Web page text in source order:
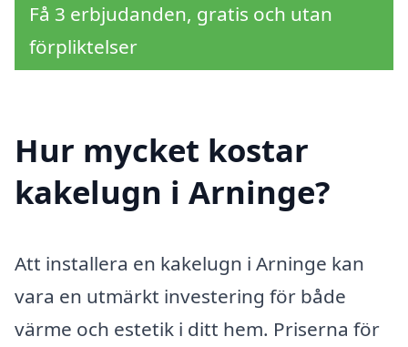
Få 3 erbjudanden, gratis och utan
förpliktelser
Hur mycket kostar
kakelugn i Arninge?
Att installera en kakelugn i Arninge kan
vara en utmärkt investering för både
värme och estetik i ditt hem. Priserna för